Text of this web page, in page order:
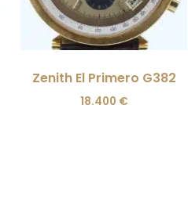
Zenith El Primero G382
18.400 €